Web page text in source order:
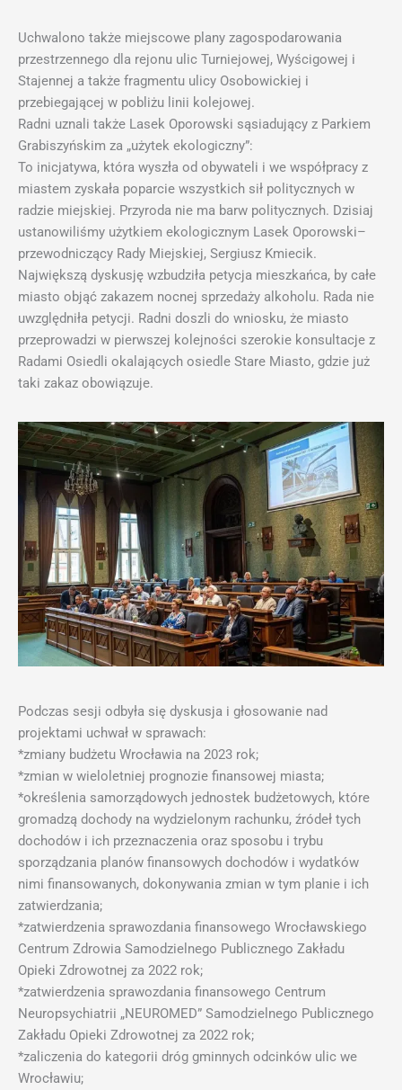
Uchwalono także miejscowe plany zagospodarowania
przestrzennego dla rejonu ulic Turniejowej, Wyścigowej i
Stajennej a także fragmentu ulicy Osobowickiej i
przebiegającej w pobliżu linii kolejowej.
Radni uznali także Lasek Oporowski sąsiadujący z Parkiem
Grabiszyńskim za „użytek ekologiczny”:
To inicjatywa, która wyszła od obywateli i we współpracy z
miastem zyskała poparcie wszystkich sił politycznych w
radzie miejskiej. Przyroda nie ma barw politycznych. Dzisiaj
ustanowiliśmy użytkiem ekologicznym Lasek Oporowski–
przewodniczący Rady Miejskiej, Sergiusz Kmiecik.
Największą dyskusję wzbudziła petycja mieszkańca, by całe
miasto objąć zakazem nocnej sprzedaży alkoholu. Rada nie
uwzględniła petycji. Radni doszli do wniosku, że miasto
przeprowadzi w pierwszej kolejności szerokie konsultacje z
Radami Osiedli okalających osiedle Stare Miasto, gdzie już
taki zakaz obowiązuje.
Podczas sesji odbyła się dyskusja i głosowanie nad
projektami uchwał w sprawach:
*zmiany budżetu Wrocławia na 2023 rok;
*zmian w wieloletniej prognozie finansowej miasta;
*określenia samorządowych jednostek budżetowych, które
gromadzą dochody na wydzielonym rachunku, źródeł tych
dochodów i ich przeznaczenia oraz sposobu i trybu
sporządzania planów finansowych dochodów i wydatków
nimi finansowanych, dokonywania zmian w tym planie i ich
zatwierdzania;
*zatwierdzenia sprawozdania finansowego Wrocławskiego
Centrum Zdrowia Samodzielnego Publicznego Zakładu
Opieki Zdrowotnej za 2022 rok;
*zatwierdzenia sprawozdania finansowego Centrum
Neuropsychiatrii „NEUROMED” Samodzielnego Publicznego
Zakładu Opieki Zdrowotnej za 2022 rok;
*zaliczenia do kategorii dróg gminnych odcinków ulic we
Wrocławiu;